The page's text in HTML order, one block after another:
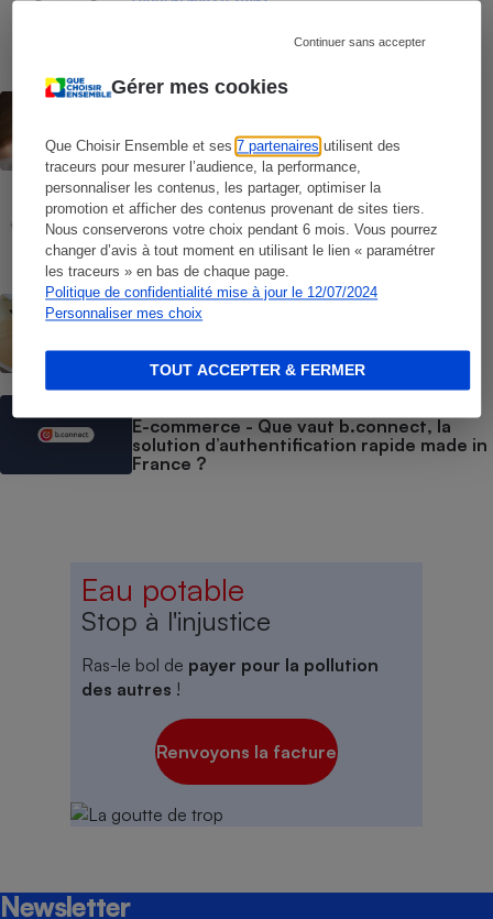
Gérer mes cookies
Que Choisir Ensemble et ses7 partenaires utilisent des
traceurs pour mesurer l’audience, la performance,
personnaliser les contenus, les partager, optimiser la
promotion et afficher des contenus provenant de sites tiers.
Nous conserverons votre choix pendant 6 mois. Vous pourrez
changer d’avis à tout moment en utilisant le lien « paramétrer
les traceurs » en bas de chaque page.
Politique de confidentialité mise à jour le 12/07/2024
Personnaliser mes choix
Continuer sans accepter
TOUT ACCEPTER & FERMER
fin des mises à jour
COMMENT NOUS TESTONS
Tablettes tactiles - Le protocole
BRÈVE
Tablettes tactiles - iPad, Android,
différences
E-commerce - Que vaut b.connect, la
solution d’authentification rapide made in
France ?
Eau potable
Stop à l'injustice
Ras-le bol de payer pour la pollution
des autres !
Renvoyons la facture
Newsletter